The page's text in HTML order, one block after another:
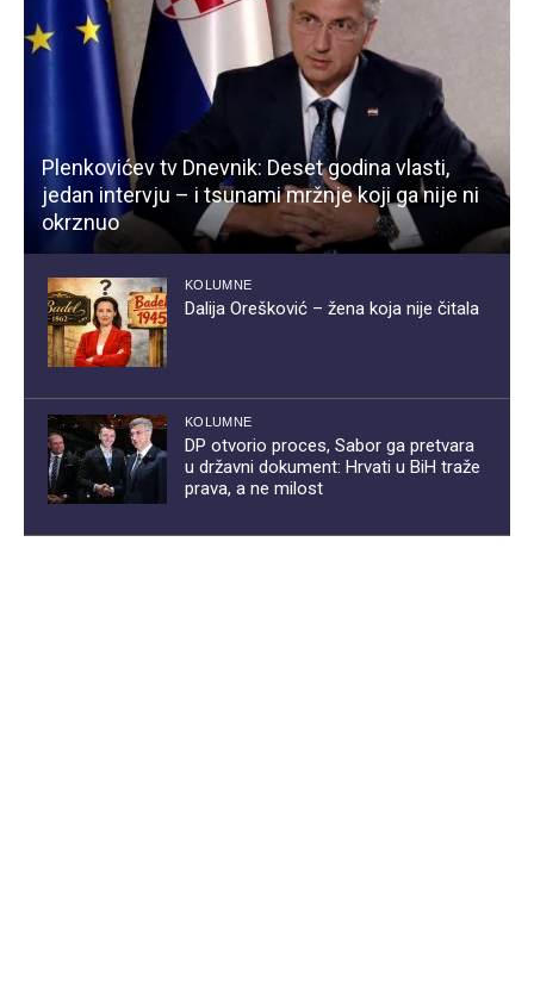
Plenkovićev tv Dnevnik: Deset godina vlasti,
jedan intervju – i tsunami mržnje koji ga nije ni
okrznuo
KOLUMNE
Dalija Orešković – žena koja nije čitala
KOLUMNE
DP otvorio proces, Sabor ga pretvara
u državni dokument: Hrvati u BiH traže
prava, a ne milost